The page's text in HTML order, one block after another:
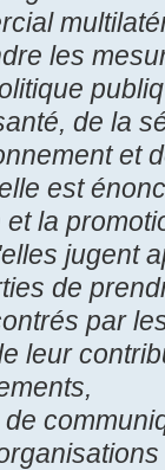
les
de la
et
est
la
jugent
de
par
leur